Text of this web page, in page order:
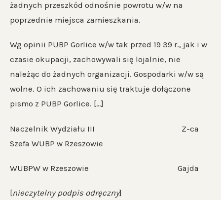
żadnych przeszkód odnośnie powrotu w/w na
poprzednie miejsca zamieszkania.
Wg opinii PUBP Gorlice w/w tak przed 19 39 r., jak i w
czasie okupacji, zachowywali się lojalnie, nie
należąc do żadnych organizacji. Gospodarki w/w są
wolne. O ich zachowaniu się traktuje dołączone
pismo z PUBP Gorlice. […]
Naczelnik Wydziału III Z-ca
Szefa WUBP w Rzeszowie
WUBPW w Rzeszowie Gajda
[nieczytelny podpis odręczny]